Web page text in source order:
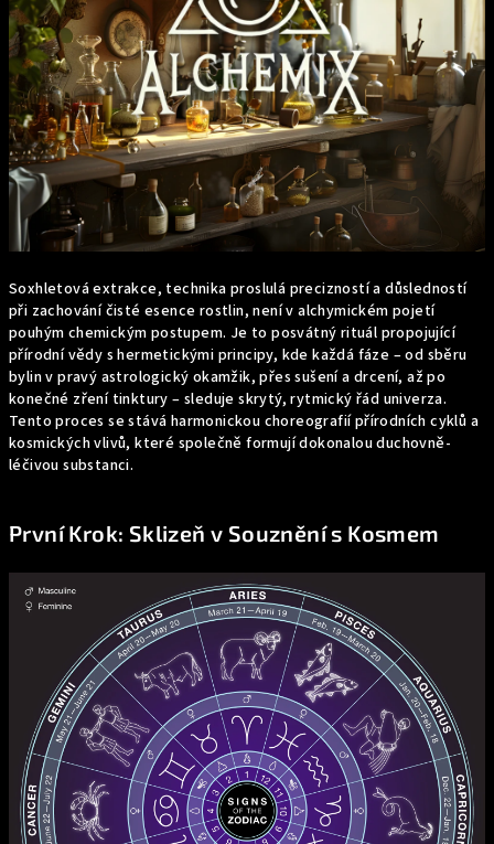
Soxhletová extrakce, technika proslulá precizností a důsledností
při zachování čisté esence rostlin, není v alchymickém pojetí
pouhým chemickým postupem. Je to posvátný rituál propojující
přírodní vědy s hermetickými principy, kde každá fáze – od sběru
bylin v pravý astrologický okamžik, přes sušení a drcení, až po
konečné zření tinktury – sleduje skrytý, rytmický řád univerza.
Tento proces se stává harmonickou choreografií přírodních cyklů a
kosmických vlivů, které společně formují dokonalou duchovně-
léčivou substanci.
První Krok: Sklizeň v Souznění s Kosmem